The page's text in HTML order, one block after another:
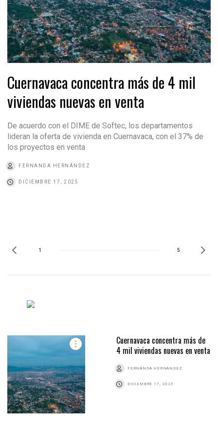
Cuernavaca concentra más de 4 mil
viviendas nuevas en venta
De acuerdo con el DIME de Softec, los departamentos
lideran la oferta de vivienda en Cuernavaca, con el 37% de
los proyectos en venta
FERNANDA HERNÁNDEZ
DICIEMBRE 17, 2025
1 5
Cuernavaca concentra más de
4 mil viviendas nuevas en venta
FERNANDA HERNÁNDEZ
DICIEMBRE 17, 2025